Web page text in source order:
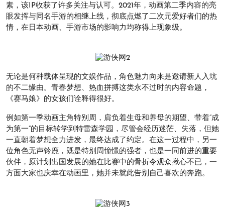
素，该IP收获了许多关注与认可。2021年，动画第二季内容的亮
眼发挥与同名手游的相继上线，彻底点燃了二次元爱好者们的热
情，在日本动画、手游市场的影响力均称得上现象级。
无论是何种载体呈现的文娱作品，角色魅力向来是邀请新人入坑
的不二缘由。青春梦想、热血拼搏这类永不过时的内容命题，
《赛马娘》的女孩们诠释得很好。
例如第一季动画主角特别周，肩负着生母和养母的期望、带着“成
为第一”的目标转学到特雷森学园，尽管会经历迷茫、失落，但她
一直朝着梦想全力进发，最终达成了约定。在这一过程中，另一
位角色无声铃鹿，既是特别周憧憬的强者，也是一同前进的重要
伙伴，原计划出国发展的她在比赛中的骨折令观众揪心不已，一
方面大家也庆幸在动画里，她并未就此告别自己喜欢的奔跑。